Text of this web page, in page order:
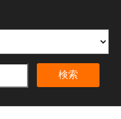
検索